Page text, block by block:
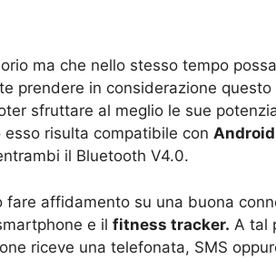
ma che nello stesso tempo
prendere in considerazione
sfruttare al meglio le sue
esso risulta compatibile con
il Bluetooth V4.0.
fare affidamento su una buona
e il fitness tracker. A tal
riceve una telefonata, SMS